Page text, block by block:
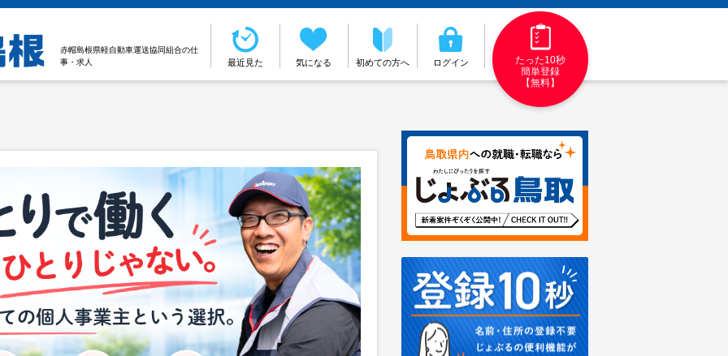
赤帽島根県軽自動車運送協同組合の仕
事・求人
最近見た 気になる 初めての方へ ログイン
たった10秒
簡単登録
【無料】